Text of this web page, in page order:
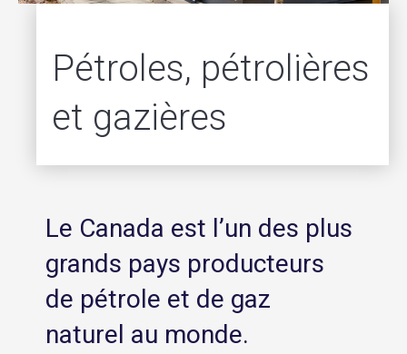
Pétroles, pétrolières
et gazières
Le Canada est l’un des plus
grands pays producteurs
de pétrole et de gaz
naturel au monde.